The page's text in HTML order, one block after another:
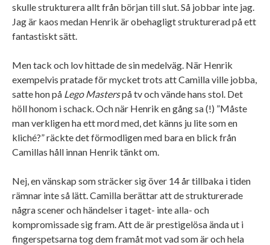
skulle strukturera allt från början till slut. Så jobbar inte jag.
Jag är kaos medan Henrik är obehagligt strukturerad på ett
fantastiskt sätt.
Men tack och lov hittade de sin medelväg. När Henrik
exempelvis pratade för mycket trots att Camilla ville jobba,
satte hon på Lego Masterspå tv och vände hans stol. Det
höll honom i schack. Och när Henrik en gång sa (!) ”Måste
man verkligen ha ett mord med, det känns ju lite som en
kliché?” räckte det förmodligen med bara en blick från
Camillas håll innan Henrik tänkt om.
Nej, en vänskap som sträcker sig över 14 år tillbaka i tiden
rämnar inte så lätt. Camilla berättar att de strukturerade
några scener och händelser i taget- inte alla- och
kompromissade sig fram. Att de är prestigelösa ända ut i
fingerspetsarna tog dem framåt mot vad som är och hela